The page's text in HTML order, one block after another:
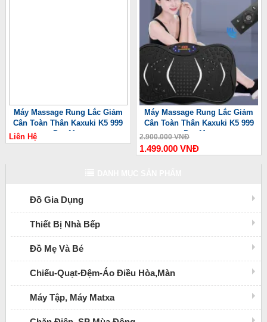
Máy Massage Rung Lắc Giảm
Cân Toàn Thân Kaxuki K5 999
Pro Max
Liên Hệ
Máy Massage Rung Lắc Giảm
Cân Toàn Thân Kaxuki K5 999
Pro Max
2.900.000 VNĐ
1.499.000 VNĐ
Đồ Gia Dụng
Thiết Bị Nhà Bếp
Đồ Mẹ Và Bé
Chiếu-Quạt-Đệm-Áo Điều Hòa,Màn
Máy Tập, Máy Matxa